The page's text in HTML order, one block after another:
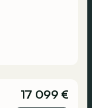
17 099 €